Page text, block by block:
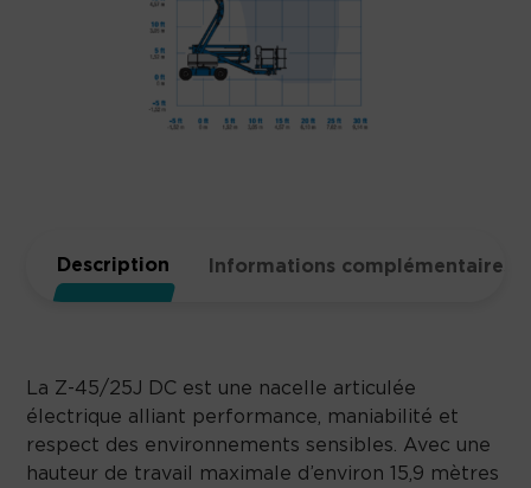
Description Informations complémentaires
La Z-45/25J DC est une nacelle articulée
électrique alliant performance, maniabilité et
respect des environnements sensibles. Avec une
hauteur de travail maximale d’environ 15,9 mètres